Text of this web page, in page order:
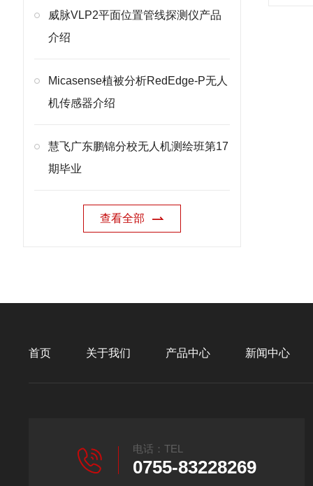
威脉VLP2平面位置管线探测仪产品
介绍
Micasense植被分析RedEdge-P无人
机传感器介绍
慧飞广东鹏锦分校无人机测绘班第17
期毕业
查看全部
首页 关于我们 产品中心 新闻中心
电话：TEL
0755-83228269